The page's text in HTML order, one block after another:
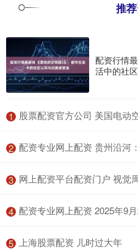
推
配资行情
活中的社
1 股票配资官方公司 美国电动空中出
2 配资专业网上配资 贵州沿河：
3 网上配资平台配资门户 视觉
4 配资专业网上配资 2025年9月
5 ​上海股票配资 儿时过大年